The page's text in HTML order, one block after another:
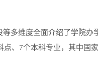
多维度全面介绍了学院办
、7个本科专业，其中国